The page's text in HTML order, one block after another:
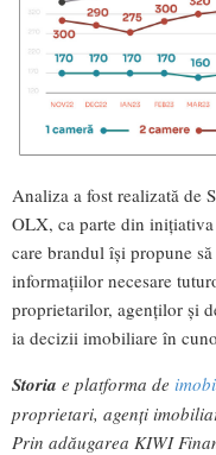
Analiza a fost realizată de
OLX, ca parte din inițiativa
care brandul își propune
informațiilor necesare
proprietarilor, agenților și
ia decizii imobiliare în
Storia e platforma de
proprietari, agenți
Prin adăugarea KIWI